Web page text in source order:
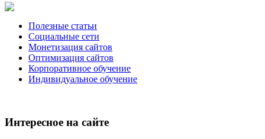
Полезные статьи
Социальные сети
Монетизация сайтов
Оптимизация сайтов
Корпоративное обучение
Индивидуальное обучение
Интересное на сайте